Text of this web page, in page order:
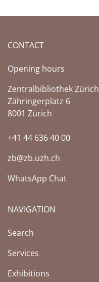
CONTACT
Opening hours
Zentralbibliothek Zürich
Zähringerplatz 6
8001 Zürich
+41 44 636 40 00
zb@zb.uzh.ch
WhatsApp Chat
NAVIGATION
Search
Services
Exhibitions